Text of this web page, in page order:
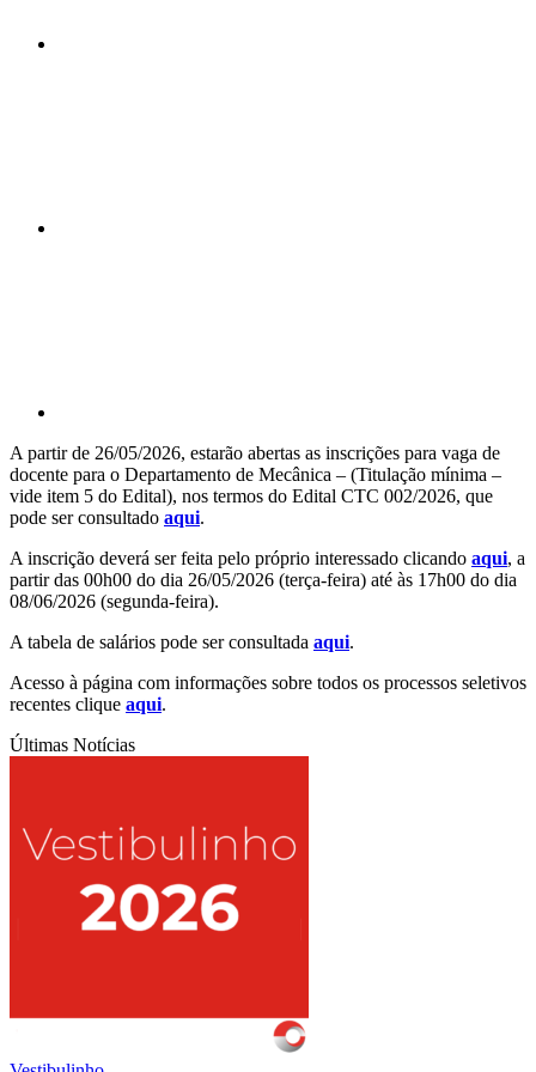
A partir de 26/05/2026, estarão abertas as inscrições para vaga de
docente para o Departamento de Mecânica – (Titulação mínima –
vide item 5 do Edital), nos termos do Edital CTC 002/2026, que
pode ser consultado aqui.
A inscrição deverá ser feita pelo próprio interessado clicando aqui, a
partir das 00h00 do dia 26/05/2026 (terça-feira) até às 17h00 do dia
08/06/2026 (segunda-feira).
A tabela de salários pode ser consultada aqui.
Acesso à página com informações sobre todos os processos seletivos
recentes clique aqui.
Últimas Notícias